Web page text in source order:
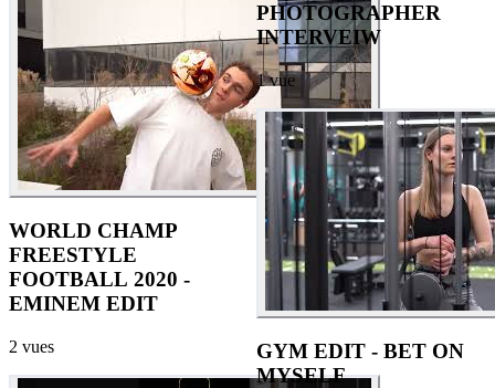
WORLD CHAMP
FREESTYLE
FOOTBALL 2020 -
EMINEM EDIT
2 vues
PHOTOGRAPHER
INTERVEIW
1 vue
GYM EDIT - BET ON
MYSELF